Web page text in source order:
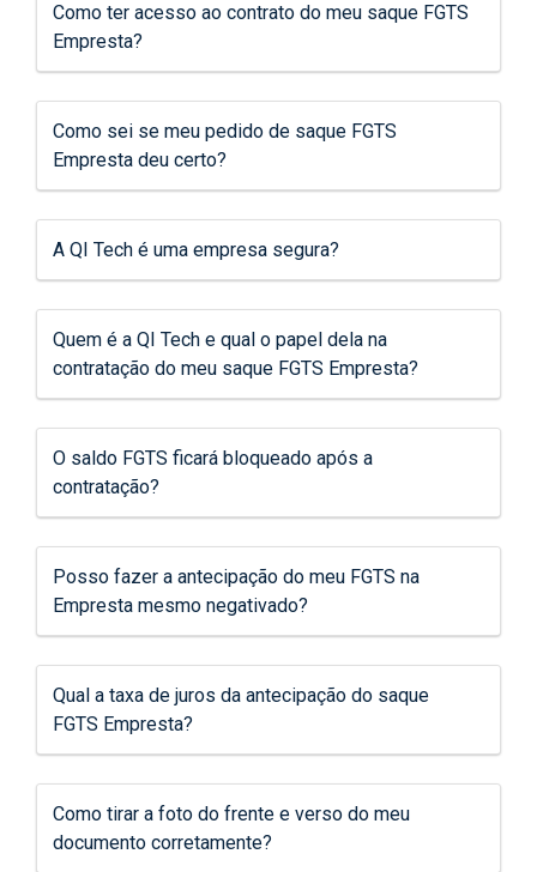
Como ter acesso ao contrato do meu saque FGTS
Empresta?
Como sei se meu pedido de saque FGTS
Empresta deu certo?
A QI Tech é uma empresa segura?
Quem é a QI Tech e qual o papel dela na
contratação do meu saque FGTS Empresta?
O saldo FGTS ficará bloqueado após a
contratação?
Posso fazer a antecipação do meu FGTS na
Empresta mesmo negativado?
Qual a taxa de juros da antecipação do saque
FGTS Empresta?
Como tirar a foto do frente e verso do meu
documento corretamente?